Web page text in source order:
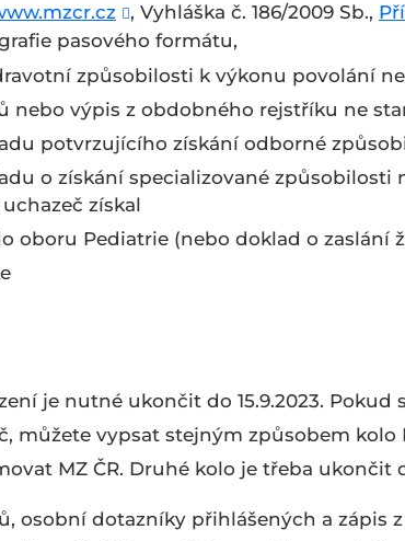
, Vyhláška č. 186/2009 Sb.,
pasového formátu,
způsobilosti k výkonu povolání
nebo výpis z obdobného rejstříku ne
potvrzujícího získání odborné
o získání specializované způsobilosti
získal
oboru Pediatrie (nebo doklad o zaslání
je nutné ukončit do 15.9.2023. Pokud
můžete vypsat stejným způsobem kolo
MZ ČR. Druhé kolo je třeba ukončit
osobní dotazníky přihlášených a zápis